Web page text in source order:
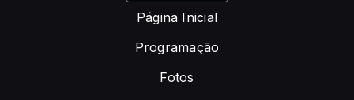
Página Inicial
Programação
Fotos